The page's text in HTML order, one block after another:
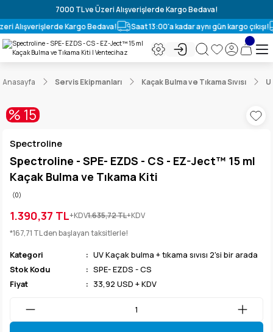
7000 TL ve Üzeri Alışverişlerde Kargo Bedava!
Alışverişlerde Kargo Bedava!
Saat 13:00'a kadar aynı gün kargo çıkışı!
Anasayfa Servis Ekipmanları Kaçak Bulma ve Tıkama Sıvısı
Spectroline
Spectroline - SPE- EZDS - CS - EZ-Ject™ 15 ml
Kaçak Bulma ve Tıkama Kiti
(0)
1.390,37 TL+KDV1.635,72 TL+KDV
*167,71 TL den başlayan taksitlerle!
Kategori
UV Kaçak bulma + tıkama sıvısı 2'si bir arada
Stok Kodu
SPE- EZDS - CS
Fiyat
33,92 USD + KDV